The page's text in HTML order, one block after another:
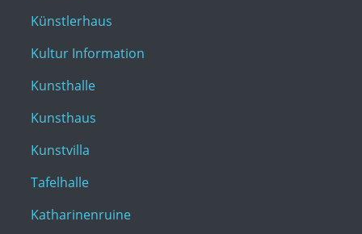
Künstlerhaus
Kultur Information
Kunsthalle
Kunsthaus
Kunstvilla
Tafelhalle
Katharinenruine